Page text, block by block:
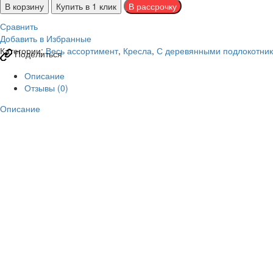
В корзину
Купить в 1 клик
Сравнить
Добавить в Избранные
Категории:Весь ассортимент, Кресла, С деревянными
Поделиться
Описание
Отзывы (0)
Описание